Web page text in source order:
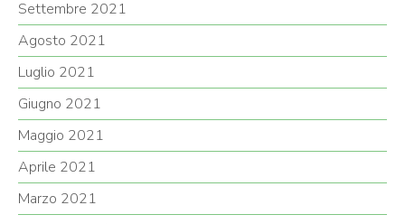
Settembre 2021
Agosto 2021
Luglio 2021
Giugno 2021
Maggio 2021
Aprile 2021
Marzo 2021